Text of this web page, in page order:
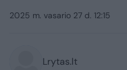
2025 m. vasario 27 d. 12:15
Lrytas.lt